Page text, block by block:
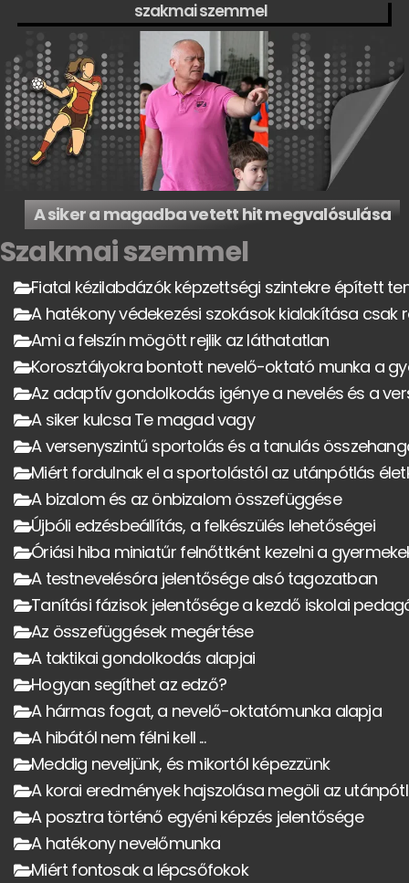
szakmai szemmel
A siker a magadba vetett hit megvalósulása
Szakmai szemmel
Fiatal kézilabdázók képzettségi szintekre épített
A hatékony védekezési szokások kialakítása csak
Ami a felszín mögött rejlik az láthatatlan
Korosztályokra bontott nevelő-oktató munka a
Az adaptív gondolkodás igénye a nevelés és a
A siker kulcsa Te magad vagy
A versenyszintű sportolás és a tanulás
Miért fordulnak el a sportolástól az utánpótlás
A bizalom és az önbizalom összefüggése
Újbóli edzésbeállítás, a felkészülés lehetőségei
Óriási hiba miniatűr felnőttként kezelni a
A testnevelésóra jelentősége alsó tagozatban
Tanítási fázisok jelentősége a kezdő iskolai
Az összefüggések megértése
A taktikai gondolkodás alapjai
Hogyan segíthet az edző?
A hármas fogat, a nevelő-oktatómunka alapja
A hibától nem félni kell ...
Meddig neveljünk, és mikortól képezzünk
A korai eredmények hajszolása megöli az
A posztra történő egyéni képzés jelentősége
A hatékony nevelőmunka
Miért fontosak a lépcsőfokok